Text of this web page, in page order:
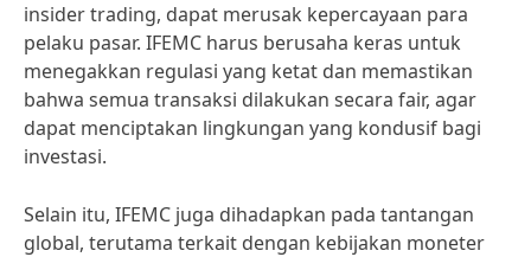
insider trading, dapat merusak kepercayaan para
pelaku pasar. IFEMC harus berusaha keras untuk
menegakkan regulasi yang ketat dan memastikan
bahwa semua transaksi dilakukan secara fair, agar
dapat menciptakan lingkungan yang kondusif bagi
investasi.
Selain itu, IFEMC juga dihadapkan pada tantangan
global, terutama terkait dengan kebijakan moneter